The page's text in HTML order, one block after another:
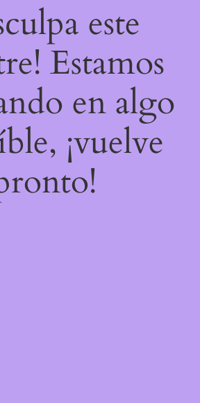
este
Estamos
en algo
¡vuelve